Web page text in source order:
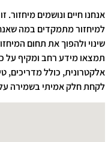
אנחנו חיים ונושמים
למיחזור מתמקדים במה
שינוי ולהפוך את תחום
תמצאו מידע רחב ומקיף על
אלקטרונית, כולל מדריכים,
לקחת חלק אמיתי בשמירה